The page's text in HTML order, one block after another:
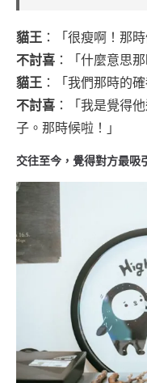
貓王 ：「很瘦啊！那時
不討喜 ：「什麼意思
貓王 ：「我們那時的
不討喜 ：「我是覺得
子。那時候啦！」
交往至今，覺得對方最吸